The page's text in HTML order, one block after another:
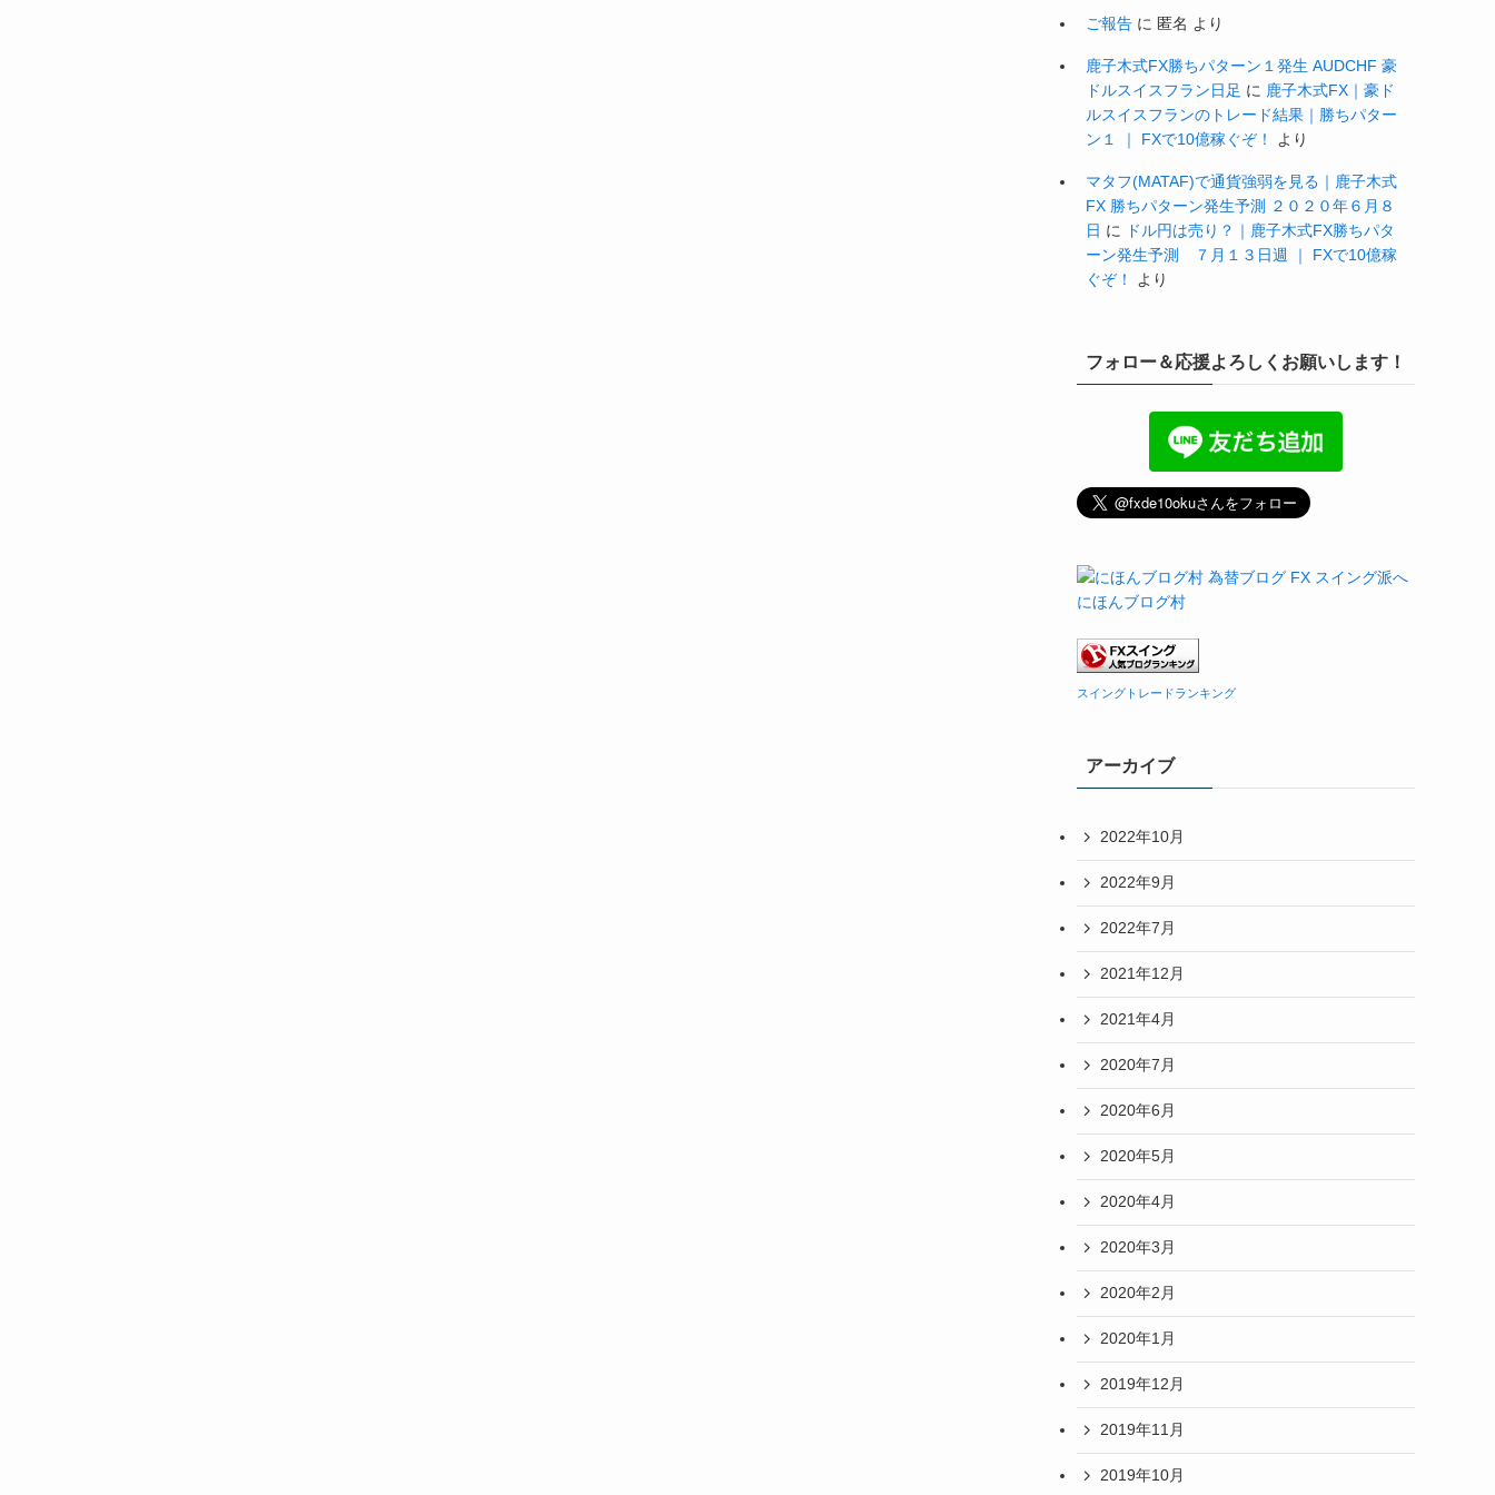
ご報告 に 匿名 より
鹿子木式FX勝ちパターン１発生 AUDCHF 豪
ドルスイスフラン日足 に 鹿子木式FX｜豪ド
ルスイスフランのトレード結果｜勝ちパター
ン１ ｜ FXで10億稼ぐぞ！
より
マタフ(MATAF)で通貨強弱を見る｜鹿子木式
FX 勝ちパターン発生予測 ２０２０年６月８
日 に
ドル円は売り？｜鹿子木式FX勝ちパタ
ーン発生予測 ７月１３日週 ｜ FXで10億稼
ぐぞ！
より
フォロー＆応援よろしくお願いします！
にほんブログ村
スイングトレードランキング
アーカイブ
2022年10月
2022年9月
2022年7月
2021年12月
2021年4月
2020年7月
2020年6月
2020年5月
2020年4月
2020年3月
2020年2月
2020年1月
2019年12月
2019年11月
2019年10月